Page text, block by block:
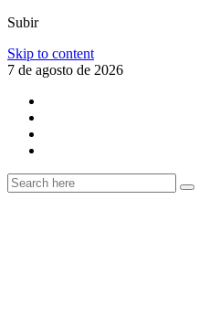
Subir
Skip to content
7 de agosto de 2026